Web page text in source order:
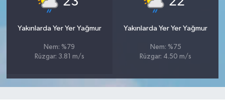
Yakınlarda Yer Yer Yağmur
Nem: %79
Rüzgar: 3.81 m/s
Yakınlarda Yer Yer Yağmur
Nem: %75
Rüzgar: 4.50 m/s